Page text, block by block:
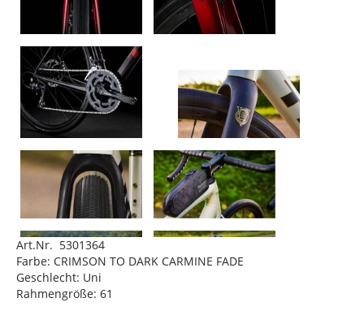
Art.Nr. 5301364
Farbe: CRIMSON TO DARK CARMINE FADE
Geschlecht: Uni
Rahmengröße: 61